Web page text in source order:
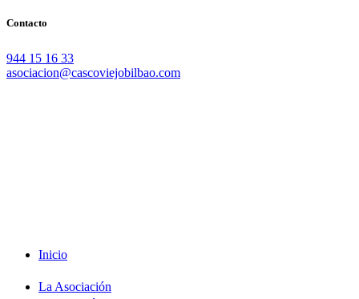
Contacto
944 15 16 33
asociacion@cascoviejobilbao.com
Inicio
La Asociación